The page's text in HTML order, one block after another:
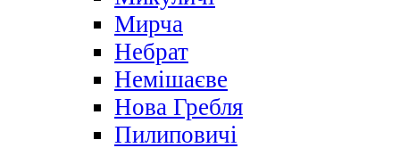
Мирча
Небрат
Немішаєве
Нова Гребля
Пилиповичі